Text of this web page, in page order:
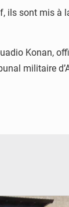
ils sont mis
Konan,
militaire